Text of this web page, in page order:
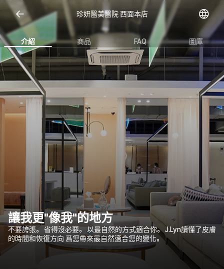
珍妍醫美醫院 西面本店
介紹 商品 FAQ 圖庫
Open representative images
讓我更"像我"的地方
不要誇張。 省得沒必要。 以最自然的方式適合你。 J.Lyn讀懂了皮膚
的時間和恢復方向 爲您帶來最自然適合您的變化。